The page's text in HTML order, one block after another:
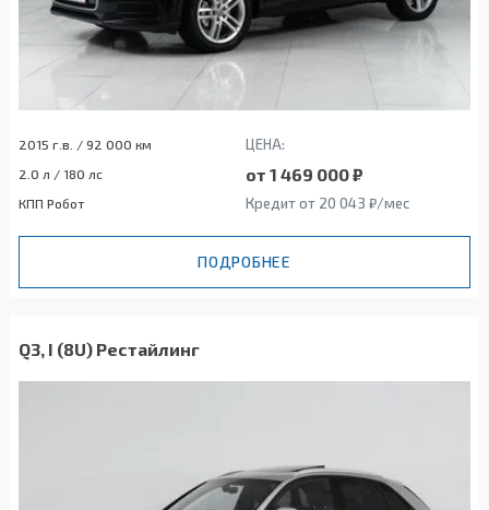
2015 г.в. / 92 000 км ЦЕНА:
2.0 л / 180 лс от 1 469 000 ₽
КПП Робот Кредит от 20 043 ₽/мес
ПОДРОБНЕЕ
Q3, I (8U) Рестайлинг